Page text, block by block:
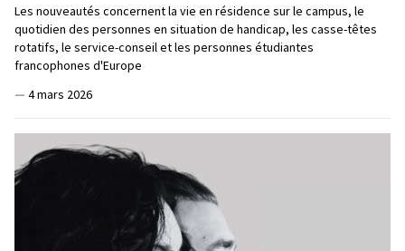
Les nouveautés concernent la vie en résidence sur le campus, le
quotidien des personnes en situation de handicap, les casse-têtes
rotatifs, le service-conseil et les personnes étudiantes
francophones d'Europe
— 4 mars 2026